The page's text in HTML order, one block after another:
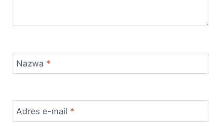
Nazwa *
Adres e-mail *